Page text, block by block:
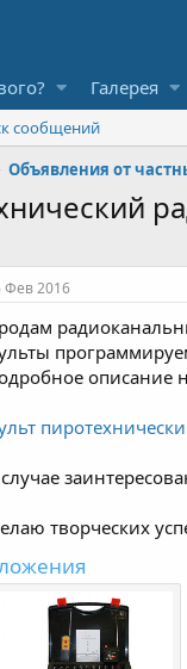
Галерея
сообщений
Объявления от
Фев 2016
описание
творческих